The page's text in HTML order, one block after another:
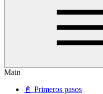
Main
📓 Primeros pasos